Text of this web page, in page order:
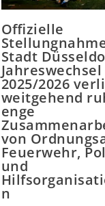
Offizielle
Stadt
Jahreswechsel
2025/2026
weitgehend
enge
von
Feuerwehr,
und
n